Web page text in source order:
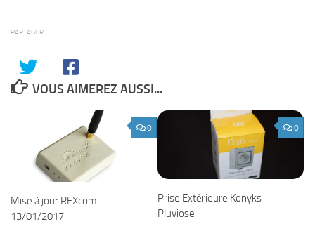
PARTAGER
VOUS AIMEREZ AUSSI...
0
Mise à jour RFXcom
13/01/2017
0
Prise Extérieure Konyks
Pluviose